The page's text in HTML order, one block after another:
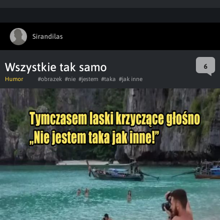
Sirandilas
Wszystkie tak samo 6
Humor #obrazek #nie #jestem #taka #jak inne